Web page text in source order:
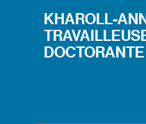
KHAROLL-
DOCTORANTE